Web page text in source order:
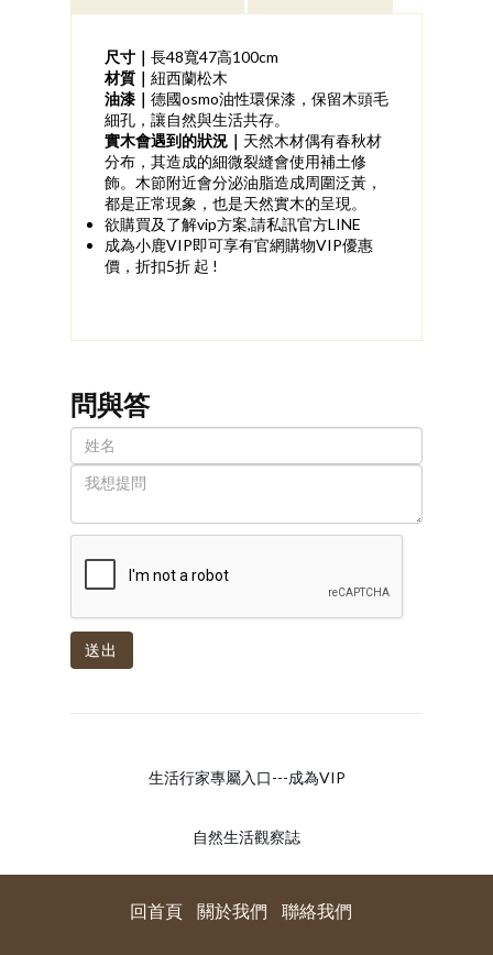
尺寸｜ 長48寬47高100cm
材質｜ 紐西蘭松木
油漆｜ 德國osmo油性環保漆，保留木頭毛
細孔，讓自然與生活共存。
實木會遇到的狀況｜ 天然木材偶有春秋材
分布，其造成的細微裂縫會使用補土修
飾。木節附近會分泌油脂造成周圍泛黃，
都是正常現象，也是天然實木的呈現。
欲購買及了解vip方案,請私訊官方LINE
成為小鹿VIP即可享有官網購物VIP優惠
價，折扣5折 起 !
問與答
送出
生活行家專屬入口---成為VIP
自然生活觀察誌
回首頁 關於我們 聯絡我們